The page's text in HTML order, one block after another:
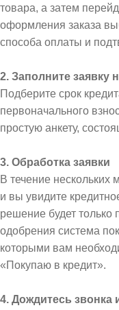
товара, а затем
оформления заказа
способа оплаты и
2. Заполните заявку
Подберите срок
первоначального
простую анкету,
3. Обработка заявки
В течение нескольких
и вы увидите
решение будет
одобрения система
которыми вам
«Покупаю в кредит».
4. Дождитесь звонка